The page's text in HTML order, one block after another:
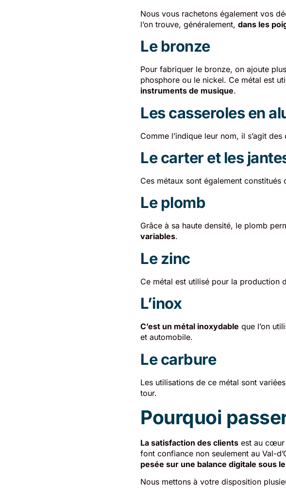
Nous vous rachetons également vos
l’on trouve, généralement, dans les
Le bronze
Pour fabriquer le bronze, on ajoute
phosphore ou le nickel. Ce métal est
instruments de musique.
Les casseroles en
Comme l’indique leur nom, il s’agit
Le carter et les
Ces métaux sont également constitués
Le plomb
Grâce à sa haute densité, le plomb
variables.
Le zinc
Ce métal est utilisé pour la production
L’inox
C’est un métal inoxydable que l’on
et automobile.
Le carbure
Les utilisations de ce métal sont
tour.
Pourquoi
La satisfaction des clients est au cœur
font confiance non seulement au Val-
pesée sur une balance digitale sous
Nous mettons à votre disposition